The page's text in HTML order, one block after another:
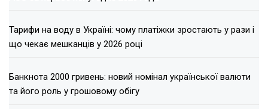
Тарифи на воду в Україні: чому платіжки зростають у рази і
що чекає мешканців у 2026 році
Банкнота 2000 гривень: новий номінал української валюти
та його роль у грошовому обігу